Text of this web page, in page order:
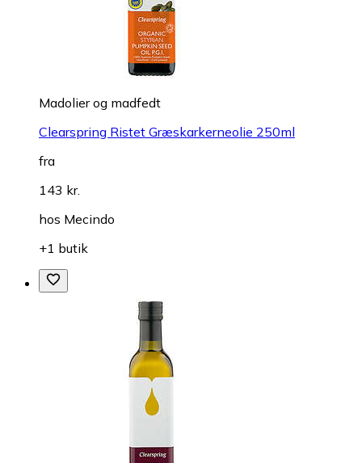
Madolier og madfedt
Clearspring Ristet Græskarkerneolie 250ml
fra
143 kr.
hos Mecindo
+1 butik